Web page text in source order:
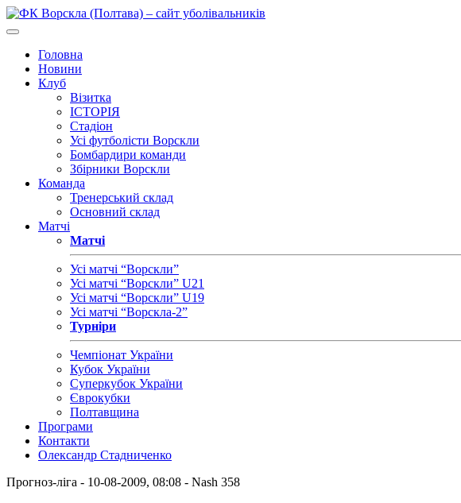
Головна
Новини
Клуб
Візитка
ІСТОРІЯ
Стадіон
Усі футболісти Ворскли
Бомбардири команди
Збірники Ворскли
Команда
Тренерський склад
Основний склад
Матчі
Матчі
Усі матчі “Ворскли”
Усі матчі “Ворскли” U21
Усі матчі “Ворскли” U19
Усі матчі “Ворскла-2”
Турніри
Чемпіонат України
Кубок України
Суперкубок України
Єврокубки
Полтавщина
Програми
Контакти
Олександр Стадниченко
Прогноз-ліга - 10-08-2009, 08:08 - Nash 358